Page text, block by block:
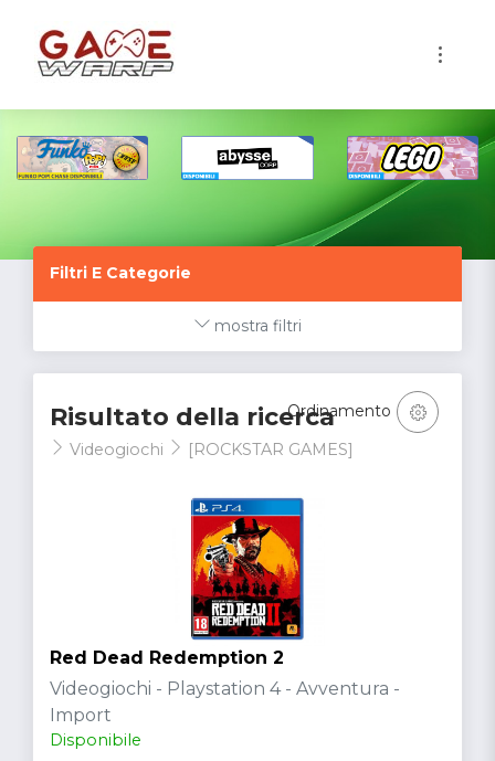
Filtri E Categorie
mostra filtri
Risultato della ricerca
Videogiochi [ROCKSTAR GAMES]
Ordinamento
Red Dead Redemption 2
Videogiochi - Playstation 4 - Avventura -
Import
Disponibile